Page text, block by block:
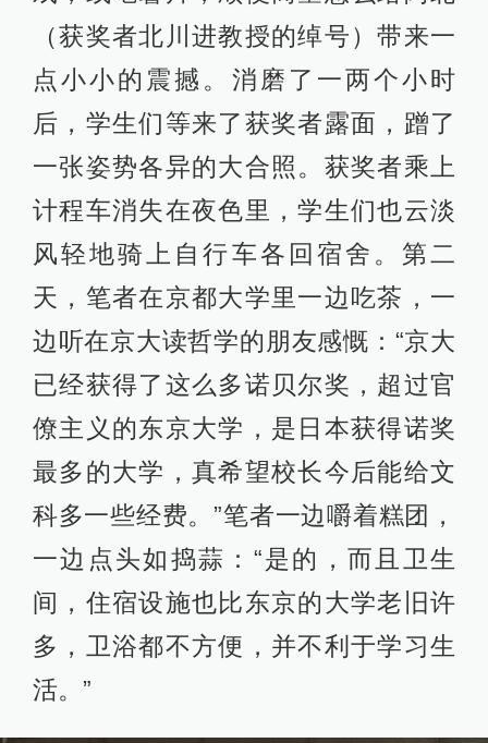
（获奖者北川进教授的绰号）带来一
点小小的震撼。消磨了一两个小时
后，学生们等来了获奖者露面，蹭了
一张姿势各异的大合照。获奖者乘上
计程车消失在夜色里，学生们也云淡
风轻地骑上自行车各回宿舍。第二
天，笔者在京都大学里一边吃茶，一
边听在京大读哲学的朋友感慨：“京大
已经获得了这么多诺贝尔奖，超过官
僚主义的东京大学，是日本获得诺奖
最多的大学，真希望校长今后能给文
科多一些经费。”笔者一边嚼着糕团，
一边点头如捣蒜：“是的，而且卫生
间，住宿设施也比东京的大学老旧许
多，卫浴都不方便，并不利于学习生
活。”